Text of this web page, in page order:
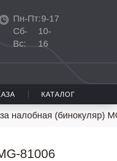
Пн-Пт:9-17
Сб-
Вс:
10-
16
КАТАЛОГ
налобная (бинокуляр)
81006